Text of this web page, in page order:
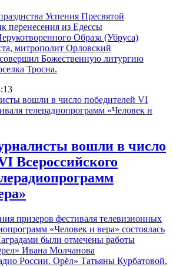
Успения Пресвятой
перенесения из Едессы
Образа (Убруса)
митрополит Орловский
Божественную литургию
Тросна.
вошли в число
Всероссийского
призеров фестиваля телевизионных
«Человек и вера» состоялась
были отмечены работы
Ивана Молчанова
России. Орёл» Татьяны Курбатовой.